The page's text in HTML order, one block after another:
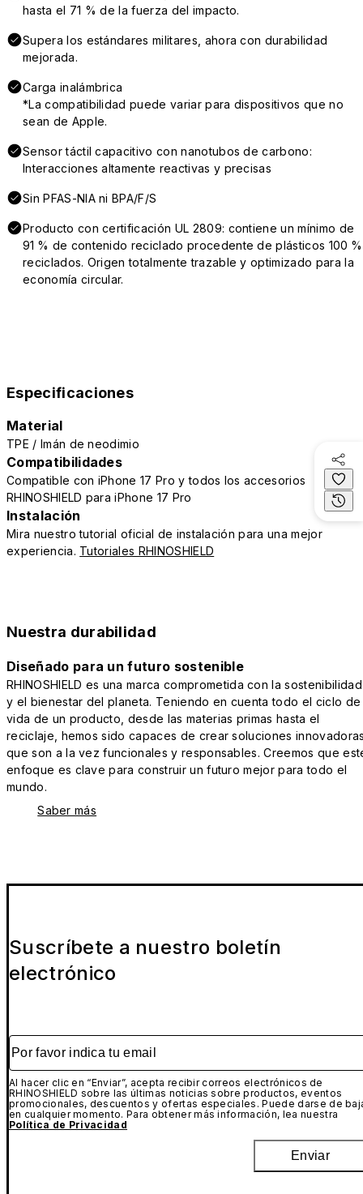
hasta el 71 % de la fuerza del impacto.
Supera los estándares militares, ahora con durabilidad
mejorada.
Carga inalámbrica
*La compatibilidad puede variar para dispositivos que no
sean de Apple.
Sensor táctil capacitivo con nanotubos de carbono:
Interacciones altamente reactivas y precisas
Sin PFAS-NIA ni BPA/F/S
Producto con certificación UL 2809: contiene un mínimo de
91 % de contenido reciclado procedente de plásticos 100 %
reciclados. Origen totalmente trazable y optimizado para la
economía circular.
Especificaciones
Material
TPE / Imán de neodimio
Compatibilidades
Compatible con iPhone 17 Pro y todos los accesorios
RHINOSHIELD para iPhone 17 Pro
Instalación
Mira nuestro tutorial oficial de instalación para una mejor
experiencia. Tutoriales RHINOSHIELD
Nuestra durabilidad
Diseñado para un futuro sostenible
RHINOSHIELD es una marca comprometida con la sostenibilidad
y el bienestar del planeta. Teniendo en cuenta todo el ciclo de
vida de un producto, desde las materias primas hasta el
reciclaje, hemos sido capaces de crear soluciones
que son a la vez funcionales y responsables. Creemos que
enfoque es clave para construir un futuro mejor para todo el
mundo.
Saber más
Suscríbete a nuestro boletín
electrónico
Por favor indica tu email
Al hacer clic en “Enviar”, acepta recibir correos electrónicos de
RHINOSHIELD sobre las últimas noticias sobre productos, eventos
promocionales, descuentos y ofertas especiales. Puede darse de
en cualquier momento. Para obtener más información, lea nuestra
Política de Privacidad
Enviar